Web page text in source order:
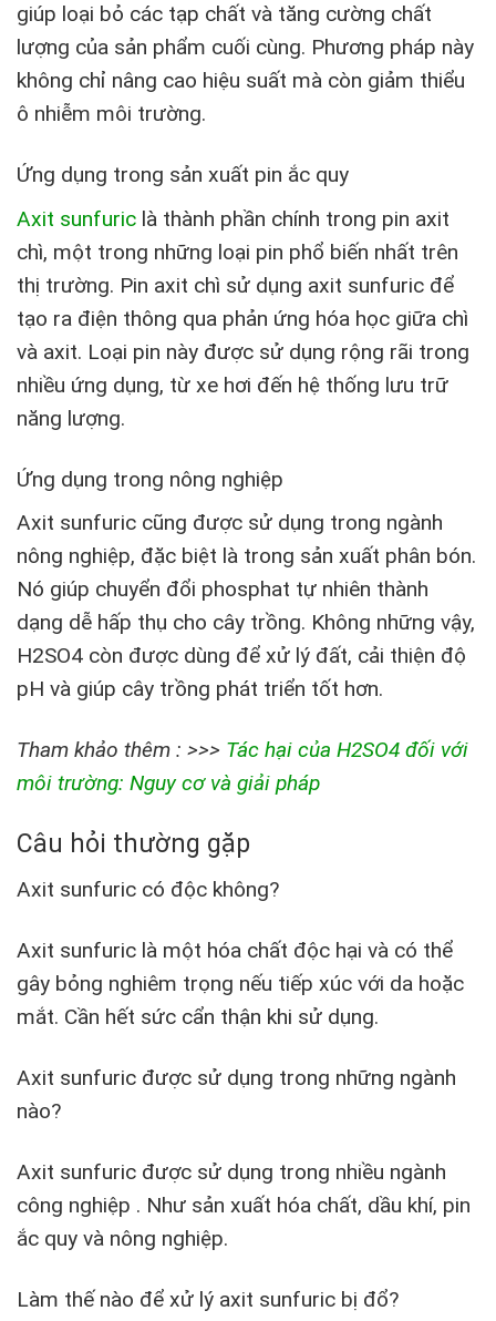
giúp loại bỏ các tạp chất và tăng cường chất
lượng của sản phẩm cuối cùng. Phương pháp này
không chỉ nâng cao hiệu suất mà còn giảm thiểu
ô nhiễm môi trường.
Ứng dụng trong sản xuất pin ắc quy
Axit sunfuric là thành phần chính trong pin axit
chì, một trong những loại pin phổ biến nhất trên
thị trường. Pin axit chì sử dụng axit sunfuric để
tạo ra điện thông qua phản ứng hóa học giữa chì
và axit. Loại pin này được sử dụng rộng rãi trong
nhiều ứng dụng, từ xe hơi đến hệ thống lưu trữ
năng lượng.
Ứng dụng trong nông nghiệp
Axit sunfuric cũng được sử dụng trong ngành
nông nghiệp, đặc biệt là trong sản xuất phân bón.
Nó giúp chuyển đổi phosphat tự nhiên thành
dạng dễ hấp thụ cho cây trồng. Không những vậy,
H2SO4 còn được dùng để xử lý đất, cải thiện độ
pH và giúp cây trồng phát triển tốt hơn.
Tham khảo thêm : >>> Tác hại của H2SO4 đối với
môi trường: Nguy cơ và giải pháp
Câu hỏi thường gặp
Axit sunfuric có độc không?
Axit sunfuric là một hóa chất độc hại và có thể
gây bỏng nghiêm trọng nếu tiếp xúc với da hoặc
mắt. Cần hết sức cẩn thận khi sử dụng.
Axit sunfuric được sử dụng trong những ngành
nào?
Axit sunfuric được sử dụng trong nhiều ngành
công nghiệp . Như sản xuất hóa chất, dầu khí, pin
ắc quy và nông nghiệp.
Làm thế nào để xử lý axit sunfuric bị đổ?